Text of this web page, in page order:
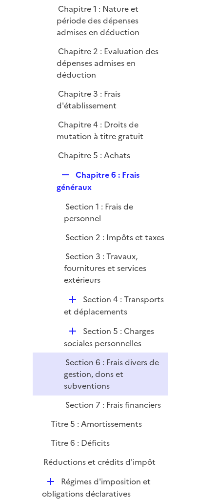
r
i
e
r
p
l
i
e
r
Chapitre 1 : Nature et
période des dépenses
admises en déduction
Chapitre 2 : Evaluation des
dépenses admises en
déduction
Chapitre 3 : Frais
d'établissement
Chapitre 4 : Droits de
mutation à titre gratuit
Chapitre 5 : Achats
e
l
i
Chapitre 6 : Frais
généraux
Section 1 : Frais de
personnel
Section 2 : Impôts et taxes
Section 3 : Travaux,
fournitures et services
extérieurs
D
é
i
e
r
Section 4 : Transports
et déplacements
D
é
p
l
i
e
r
Section 5 : Charges
sociales personnelles
Section 6 : Frais divers de
gestion, dons et
subventions
Section 7 : Frais financiers
Titre 5 : Amortissements
Titre 6 : Déficits
Réductions et crédits d'impôt
D
é
Régimes d'imposition et
obligations déclaratives